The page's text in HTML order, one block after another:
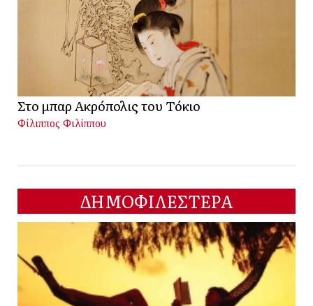
Στο μπαρ Ακρόπολις του Τόκιο
Φίλιππος Φιλίππου
ΔΗΜΟΦΙΛΕΣΤΕΡΑ